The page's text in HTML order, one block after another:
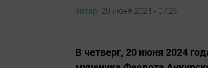
автор, 20 июня 2024 - 07:25
В четверг, 20 июня 2024